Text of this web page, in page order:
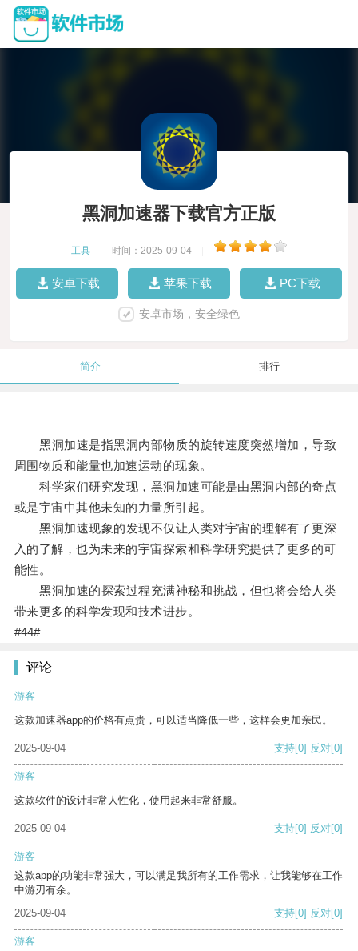
黑洞加速器下载官方正版
工具 时间：2025-09-04
安卓下载 苹果下载 PC下载
安卓市场，安全绿色
简介 排行
黑洞加速是指黑洞内部物质的旋转速度突然增加，导致
周围物质和能量也加速运动的现象。
科学家们研究发现，黑洞加速可能是由黑洞内部的奇点
或是宇宙中其他未知的力量所引起。
黑洞加速现象的发现不仅让人类对宇宙的理解有了更深
入的了解，也为未来的宇宙探索和科学研究提供了更多的可
能性。
黑洞加速的探索过程充满神秘和挑战，但也将会给人类
带来更多的科学发现和技术进步。
#44#
评论
游客
这款加速器app的价格有点贵，可以适当降低一些，这样会更加亲民。
2025-09-04 支持[0] 反对[0]
游客
这款软件的设计非常人性化，使用起来非常舒服。
2025-09-04 支持[0] 反对[0]
游客
这款app的功能非常强大，可以满足我所有的工作需求，让我能够在工作
中游刃有余。
2025-09-04
支持[0] 反对[0]
游客